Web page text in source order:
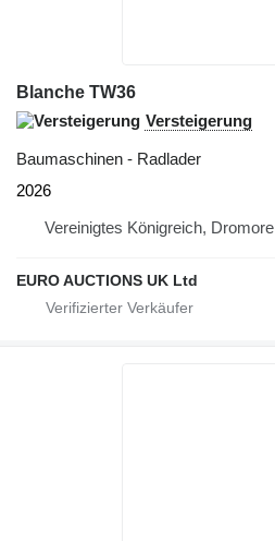
Blanche TW36
Versteigerung
Baumaschinen - Radlader
2026
Vereinigtes Königreich, Dromore
EURO AUCTIONS UK Ltd